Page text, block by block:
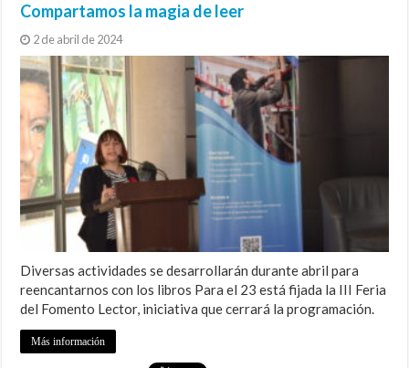
Compartamos la magia de leer
2 de abril de 2024
Diversas actividades se desarrollarán durante abril para
reencantarnos con los libros Para el 23 está fijada la III Feria
del Fomento Lector, iniciativa que cerrará la programación.
Más información